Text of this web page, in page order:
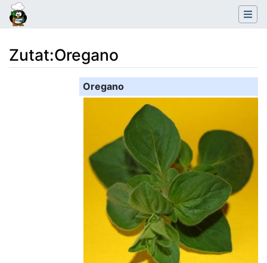
Zutat:Oregano
Navigation,Suche
Oregano